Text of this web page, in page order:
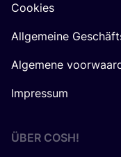
Cookies
Allgemeine
Algemene
Impressum
ÜBER COSH!